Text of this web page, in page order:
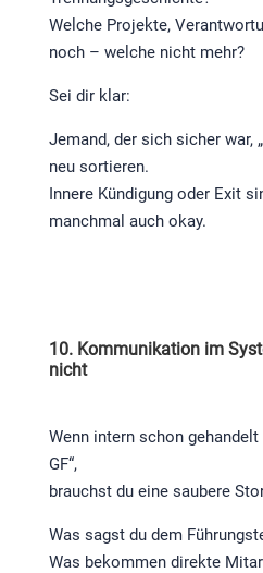
Welche Projekte,
noch – welche nicht mehr?
Sei dir klar:
Jemand, der sich sicher war,
neu sortieren.
Innere Kündigung oder Exit
manchmal auch okay.
10. Kommunikation im
nicht
Wenn intern schon gehandelt
GF“,
brauchst du eine saubere
Was sagst du dem
Was bekommen direkte